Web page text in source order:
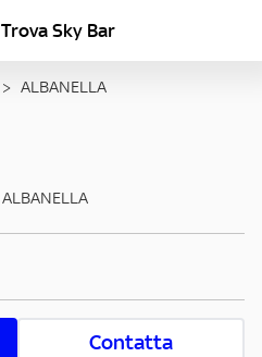
Trova Sky Bar
> ALBANELLA
ALBANELLA
Contatta